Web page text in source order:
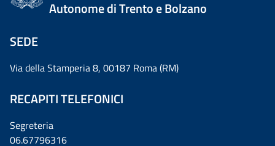
Autonome di Trento e Bolzano
SEDE
Via della Stamperia 8, 00187 Roma (RM)
RECAPITI TELEFONICI
Segreteria
06.67796316